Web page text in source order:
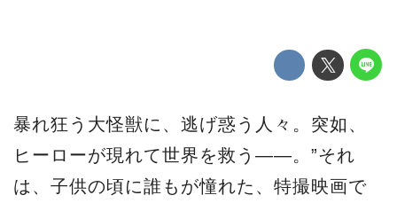
暴れ狂う大怪獣に、逃げ惑う人々。突如、
ヒーローが現れて世界を救う――。”それ
は、子供の頃に誰もが憧れた、特撮映画で